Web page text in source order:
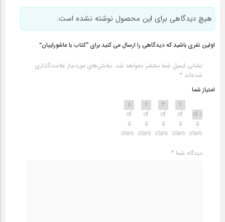
هیچ دیدگاهی برای این محصول نوشته نشده است.
اولین نفری باشید که دیدگاهی را ارسال می کنید برای “کتاب با عاشوراییان”
نشانی ایمیل شما منتشر نخواهد شد. بخش‌های موردنیاز علامت‌گذاری
شده‌اند *
امتیاز شما
1 of
5
stars
2
of
5
stars
3
of
5
stars
4
of
5
stars
5
of
5
stars
دیدگاه شما *